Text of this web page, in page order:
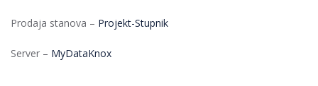
Prodaja stanova – Projekt-Stupnik
Server – MyDataKnox